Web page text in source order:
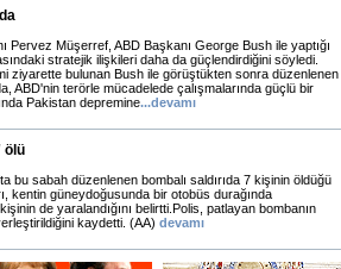
Pervez Müşerref, ABD Başkanı George Bush ile yaptığı
stratejik ilişkileri daha da güçlendirdiğini söyledi.
ziyarette bulunan Bush ile görüştükten sonra düzenlenen
ABD'nin terörle mücadelede çalışmalarında güçlü bir
Pakistan depremine...devamı
ölü
bu sabah düzenlenen bombalı saldırıda 7 kişinin öldüğü
kentin güneydoğusunda bir otobüs durağında
de yaralandığını belirtti.Polis, patlayan bombanın
kaydetti. (AA) devamı